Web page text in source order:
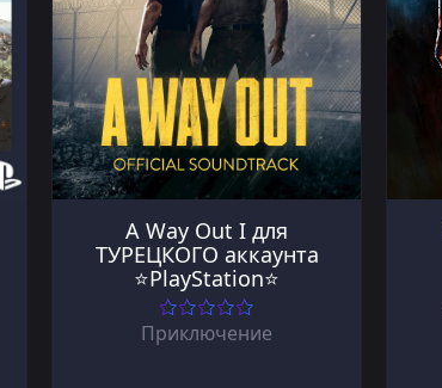
A Way Out I для
ТУРЕЦКОГО аккаунта
⭐PlayStation⭐
Приключение